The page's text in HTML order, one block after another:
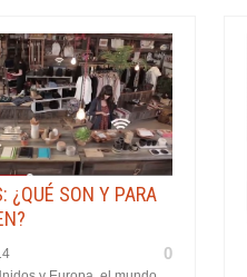
¿QUÉ SON Y PARA
0